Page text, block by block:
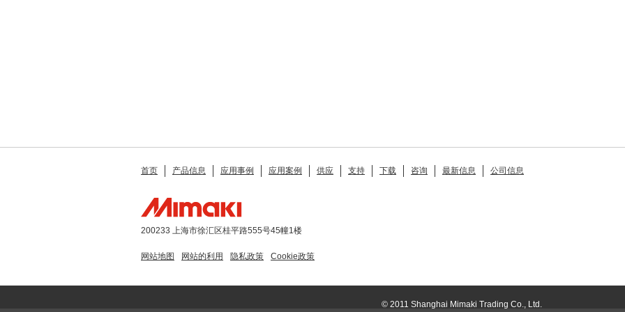
首页 产品信息 应用事例 应用案例 供应 支持 下载 咨询 最新信息 公司信息
200233 上海市徐汇区桂平路555号45幢1楼
网站地图 网站的利用 隐私政策 Cookie政策
© 2011 Shanghai Mimaki Trading Co., Ltd.